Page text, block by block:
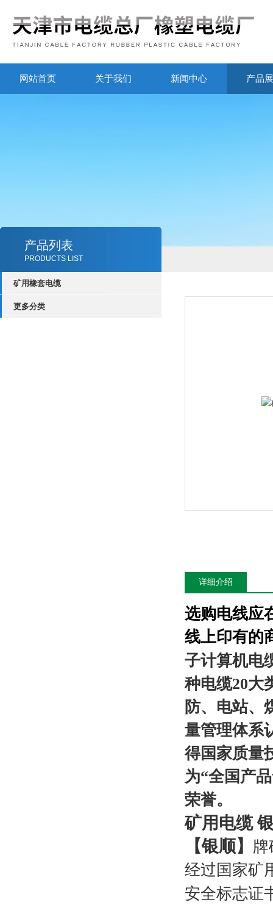
网站首页 关于我们 新闻中心 产品
产品列表
PRODUCTS LIST
矿用橡套电缆
更多分类
详细介绍
选购电线应
线上印有的
子计算机电
种电缆20大
防、电站、
量管理体系
得国家质量
为“全国产
荣誉。
矿用电缆
【银顺】 牌
经过国家矿
安全标志证